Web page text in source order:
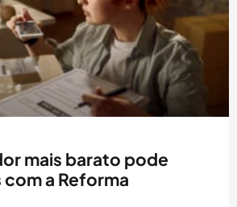
mais barato pode
a Reforma